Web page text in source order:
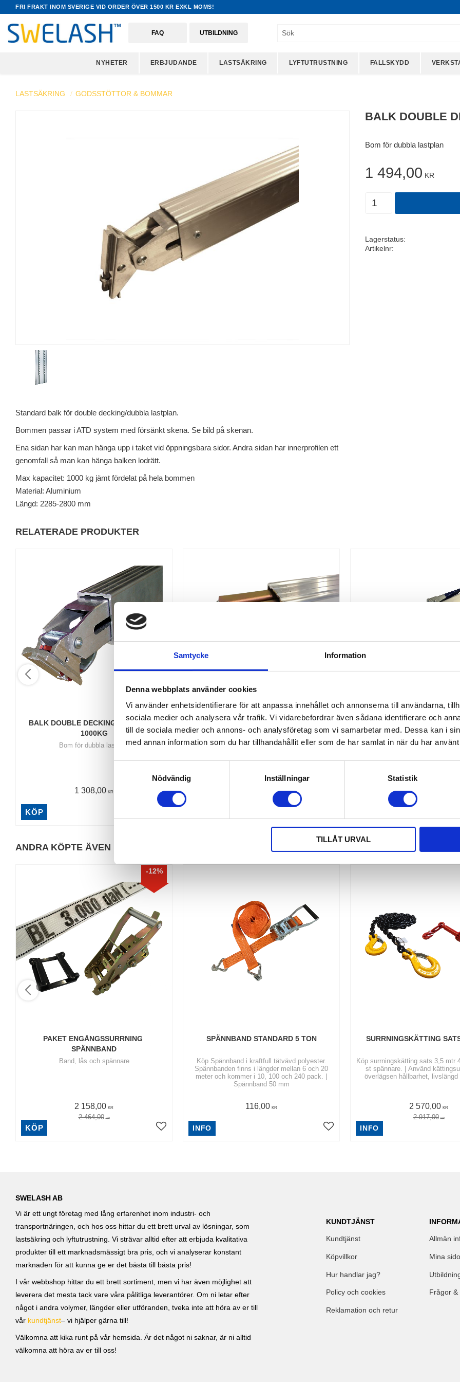
Samtycke Information
Denna webbplats använder cookies
Vi använder enhetsidentifierare för att anpassa innehållet och annonserna till användarna,
sociala medier och analysera vår trafik. Vi vidarebefordrar även sådana identifierare och
till de sociala medier och annons- och analysföretag som vi samarbetar med. Dessa kan i
med annan information som du har tillhandahållit eller som de har samlat in när du har
s
a
l
Nödvändig Inställningar Statistik
TILLÅT URVAL
FRI FRAKT INOM SVERIGE VID ORDER ÖVER 1500 KR EXKL MOMS!
FAQ UTBILDNING
NYHETER ERBJUDANDE LASTSÄKRING LYFTUTRUSTNING FALLSKYDD
LASTSÄKRING GODSSTÖTTOR & BOMMAR
BALK DOUBLE
Bom för dubbla lastplan
1 494,00 KR
Lagerstatus
Artikelnr
Standard balk för double decking/dubbla lastplan.
Bommen passar i ATD system med försänkt skena. Se bild på skenan.
Ena sidan har kan man hänga upp i taket vid öppningsbara sidor. Andra sidan har innerprofilen ett
genomfall så man kan hänga balken lodrätt.
Max kapacitet: 1000 kg jämt fördelat på hela bommen
Material: Aluminium
Längd: 2285-2800 mm
RELATERADE PRODUKTER
BALK DOUBLE DECKING STANDARD
1000KG
Bom för dubbla lastplan
1 308,00 KR
KÖP
LASTBOM F, COMBISKENA
För kombiskena 2,34-2,63 mtr
KR
KLÄMBALK KAPELLPLANK
För kapelltrailer 2,40-
937,00
ANDRA KÖPTE ÄVEN
PAKET ENGÅNGSSURRNING
SPÄNNBAND
Band, lås och spännare
2 158,00 KR
2 464,00 KR
12%
KÖP
SPÄNNBAND STANDARD 5 TON
Köp Spännband i kraftfull tätvävd polyester.
Spännbanden finns i längder mellan 6 och 20
meter och kommer i 10, 100 och 240 pack. |
Spännband 50 mm
116,00 KR
INFO
SURRNINGSKÄTTING
Köp surrningskätting sats 3,5 mtr
st spännare. | Använd kättingsurrningar för
överlägsen hållbarhet,
2 570,00 KR
2 917,00 KR
INFO
SWELASH AB
Vi är ett ungt företag med lång erfarenhet inom industri- och
transportnäringen, och hos oss hittar du ett brett urval av lösningar, som
lastsäkring och lyftutrustning. Vi strävar alltid efter att erbjuda kvalitativa
produkter till ett marknadsmässigt bra pris, och vi analyserar konstant
marknaden för att kunna ge er det bästa till bästa pris!
I vår webbshop hittar du ett brett sortiment, men vi har även möjlighet att
leverera det mesta tack vare våra pålitliga leverantörer. Om ni letar efter
något i andra volymer, längder eller utföranden, tveka inte att höra av er till
vår kundtjänst– vi hjälper gärna till!
Välkomna att kika runt på vår hemsida. Är det något ni saknar, är ni alltid
välkomna att höra av er till oss!
KUNDTJÄNST
Kundtjänst
Köpvillkor
Hur handlar jag?
Policy och cookies
Reklamation och retur
Allmän
Mina
Frågor &